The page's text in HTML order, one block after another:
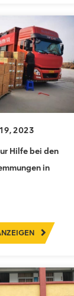
2023
Hilfe bei den
in